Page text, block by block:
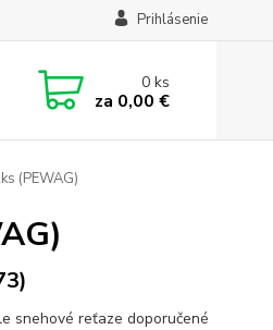
Prihlásenie
0ks
za 0,00 €
(PEWAG)
snehové reťaze doporučené